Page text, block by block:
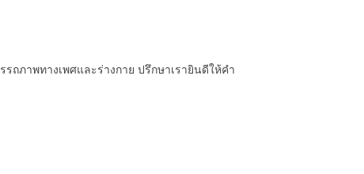
ถภาพทางเพศและร่างกาย ปรึกษาเรายินดีให้คำ